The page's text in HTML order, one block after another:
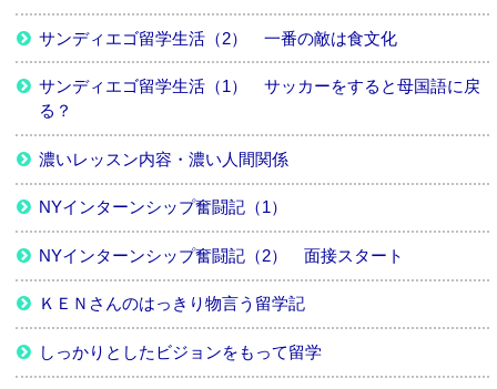
サンディエゴ留学生活（2） 一番の敵は食文化
サンディエゴ留学生活（1） サッカーをすると母国語に戻
る？
濃いレッスン内容・濃い人間関係
NYインターンシップ奮闘記（1）
NYインターンシップ奮闘記（2） 面接スタート
ＫＥＮさんのはっきり物言う留学記
しっかりとしたビジョンをもって留学